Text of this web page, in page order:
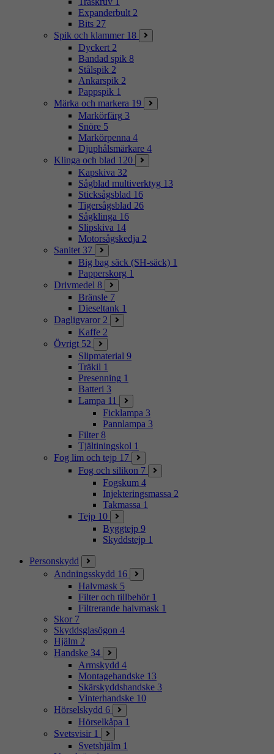
Expanderbult 2
Bits 27
Spik och klammer 18
Dyckert 2
Bandad spik 8
Stålspik 2
Ankarspik 2
Pappspik 1
Märka och markera 19
Markörfärg 3
Snöre 5
Markörpenna 4
Djuphålsmärkare 4
Klinga och blad 120
Kapskiva 32
Sågblad multiverktyg 13
Sticksågsblad 16
Tigersågsblad 26
Sågklinga 16
Slipskiva 14
Motorsågskedja 2
Sanitet 37
Big bag säck (SH-säck) 1
Papperskorg 1
Drivmedel 8
Bränsle 7
Dieseltank 1
Dagligvaror 2
Kaffe 2
Övrigt 52
Slipmaterial 9
Träkil 1
Presenning 1
Batteri 3
Lampa 11
Ficklampa 3
Pannlampa 3
Filter 8
Tjältiningskol 1
Fog lim och tejp 17
Fog och silikon 7
Fogskum 4
Injekteringsmassa 2
Takmassa 1
Tejp 10
Byggtejp 9
Skyddstejp 1
Personskydd
Andningsskydd 16
Halvmask 5
Filter och tillbehör 1
Filtrerande halvmask 1
Skor 7
Skyddsglasögon 4
Hjälm 2
Handske 34
Armskydd 4
Montagehandske 13
Skärskyddshandske 3
Vinterhandske 10
Hörselskydd 6
Hörselkåpa 1
Svetsvisir 1
Svetshjälm 1